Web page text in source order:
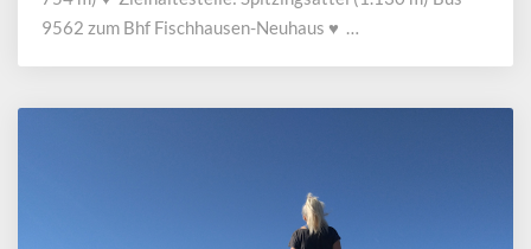
9562 zum Bhf Fischhausen-Neuhaus ♥ …